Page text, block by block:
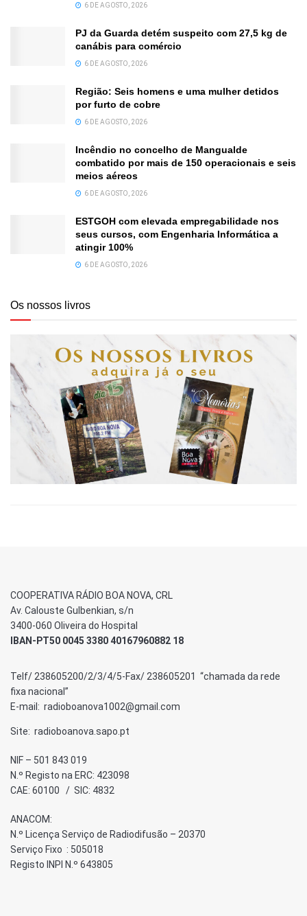
6 DE AGOSTO, 2026
PJ da Guarda detém suspeito com 27,5 kg de
canábis para comércio
6 DE AGOSTO, 2026
Região: Seis homens e uma mulher detidos
por furto de cobre
6 DE AGOSTO, 2026
Incêndio no concelho de Mangualde
combatido por mais de 150 operacionais e seis
meios aéreos
6 DE AGOSTO, 2026
ESTGOH com elevada empregabilidade nos
seus cursos, com Engenharia Informática a
atingir 100%
6 DE AGOSTO, 2026
Os nossos livros
COOPERATIVA RÁDIO BOA NOVA, CRL
Av. Calouste Gulbenkian, s/n
3400-060 Oliveira do Hospital
IBAN-PT50 0045 3380 40167960882 18
Telf/ 238605200/2/3/4/5-Fax/ 238605201 “chamada da rede
fixa nacional”
E-mail: radioboanova1002@gmail.com
Site: radioboanova.sapo.pt
NIF – 501 843 019
N.º Registo na ERC: 423098
CAE: 60100 / SIC: 4832
ANACOM:
N.º Licença Serviço de Radiodifusão – 20370
Serviço Fixo : 505018
Registo INPI N.º 643805